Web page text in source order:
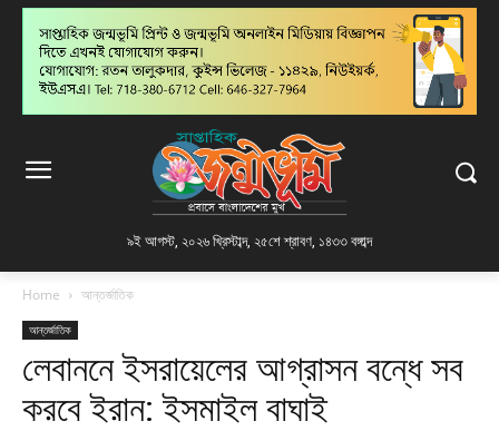
৯ই আগস্ট, ২০২৬ খ্রিস্টাব্দ, ২৫শে শ্রাবণ, ১৪৩৩ বঙ্গাব্দ
Home আন্তর্জাতিক
আন্তর্জাতিক
লেবাননে ইসরায়েলের আগ্রাসন বন্ধে সব
করবে ইরান: ইসমাইল বাঘাই